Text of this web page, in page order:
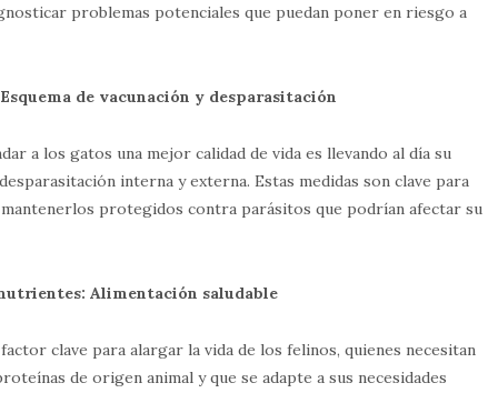
problemas potenciales que puedan poner en riesgo a
de vacunación y desparasitación
a los gatos una mejor calidad de vida es llevando al día su
interna y externa. Estas medidas son clave para
protegidos contra parásitos que podrían afectar su
Alimentación saludable
clave para alargar la vida de los felinos, quienes necesitan
de origen animal y que se adapte a sus necesidades